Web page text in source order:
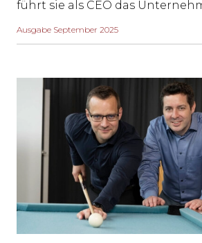
führt sie als CEO das
Baumaschine nur dann wirklich
Ausgabe September 2025